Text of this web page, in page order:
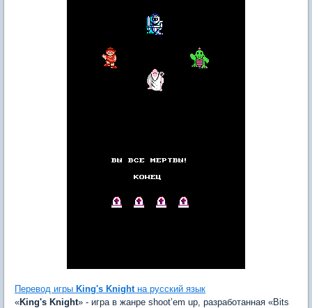
Перевод игры King's Knightна русский язык
«King's Knight» - игра в жанре shoot’em up, разработанная «Bits